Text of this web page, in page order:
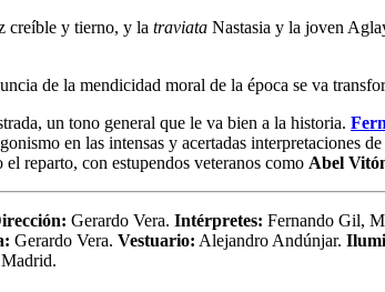
creíble y tierno, y la traviata Nastasia y la joven
de la mendicidad moral de la época se va
un tono general que le va bien a la historia.
en las intensas y acertadas interpretaciones de
reparto, con estupendos veteranos como Abel
Gerardo Vera. Intérpretes: Fernando Gil,
Gerardo Vera. Vestuario: Alejandro Andúnjar.
Madrid.